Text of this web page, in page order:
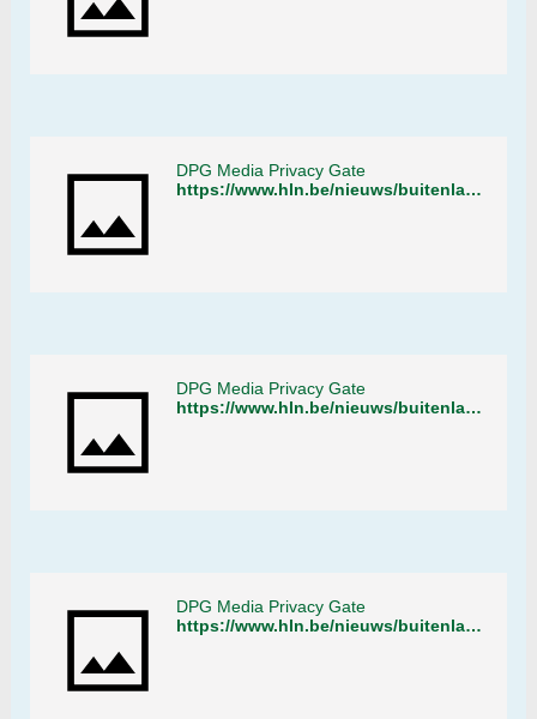
DPG Media Privacy Gate
https://www.hln.be/nieuws/buitenland/nederlandse-politie-sluit-tuin-centrum-winkel-was-spil-in-grootschalige-wietteelt~a71b7f8b/
DPG Media Privacy Gate
https://www.hln.be/nieuws/buitenland/nederlandse-politie-sluit-tuin-centrum-winkel-was-spil-in-grootschalige-wietteelt~a71b7f8b/
DPG Media Privacy Gate
https://www.hln.be/nieuws/buitenland/nederlandse-politie-sluit-tuin-centrum-winkel-was-spil-in-grootschalige-wietteelt~a71b7f8b/